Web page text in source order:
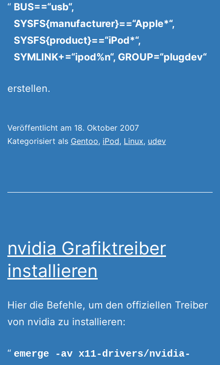
BUS==“usb“,
SYSFS{manufacturer}==“Apple*“,
SYSFS{product}==“iPod*“,
SYMLINK+=“ipod%n“, GROUP=“plugdev“
erstellen.
Veröffentlicht am 18. Oktober 2007
Kategorisiert als Gentoo, iPod, Linux, udev
nvidia Grafiktreiber
installieren
Hier die Befehle, um den offiziellen Treiber
von nvidia zu installieren:
emerge -av x11-drivers/nvidia-